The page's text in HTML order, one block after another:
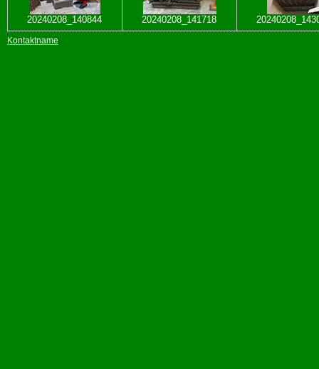
20240208_140844 20240208_141718
Kontaktname